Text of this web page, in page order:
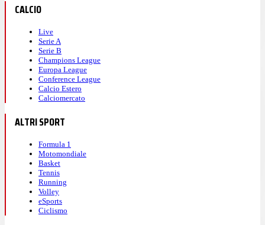
CALCIO
Live
Serie A
Serie B
Champions League
Europa League
Conference League
Calcio Estero
Calciomercato
ALTRI SPORT
Formula 1
Motomondiale
Basket
Tennis
Running
Volley
eSports
Ciclismo